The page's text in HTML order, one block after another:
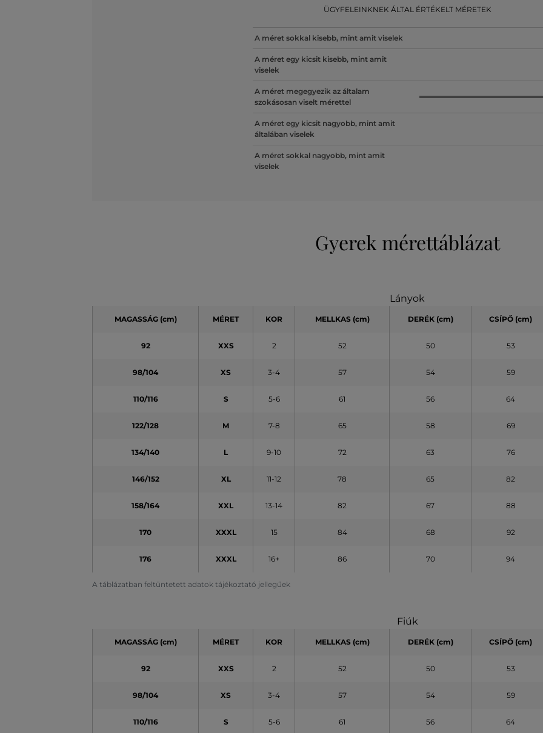
ÜGYFELEINKNEK ÁLTAL ÉRTÉKELT MÉRETEK
A méret sokkal kisebb, mint amit viselek
A méret egy kicsit kisebb, mint amit
viselek
A méret megegyezik az általam
szokásosan viselt mérettel
A méret egy kicsit nagyobb, mint amit
általában viselek
A méret sokkal nagyobb, mint amit
viselek
Gyerek mérettáblázat
Lányok
A táblázatban feltüntetett adatok tájékoztató jellegűek
MAGASSÁG(cm) MÉRET KOR MELLKAS(cm) DERÉK (cm) CSÍPŐ (cm)
92 XXS 2 52 50 53
98/104 XS 3-4 57 54 59
110/116 S 5-6 61 56 64
122/128 M 7-8 65 58 69
134/140 L 9-10 72 63 76
146/152 XL 11-12 78 65 82
158/164 XXL 13-14 82 67 88
170 XXXL 15 84 68 92
176 XXXL 16+ 86 70 94
Fiúk
MAGASSÁG (cm) MÉRET KOR MELLKAS (cm) DERÉK (cm) CSÍPŐ (cm)
92 XXS 2 52 50 53
98/104 XS 3-4 57 54 59
110/116 S 5-6 61 56 64